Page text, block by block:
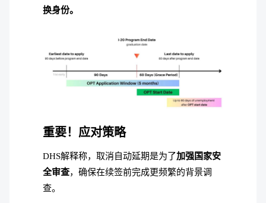
换身份。
重要！应对策略
DHS解释称，取消自动延期是为了加强国家安
全审查，确保在续签前完成更频繁的背景调
查。